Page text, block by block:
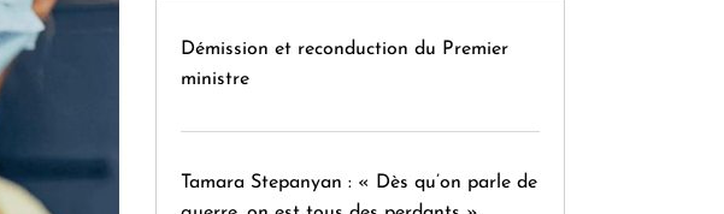
Démission et reconduction du Premier
ministre
Tamara Stepanyan : « Dès qu’on parle de